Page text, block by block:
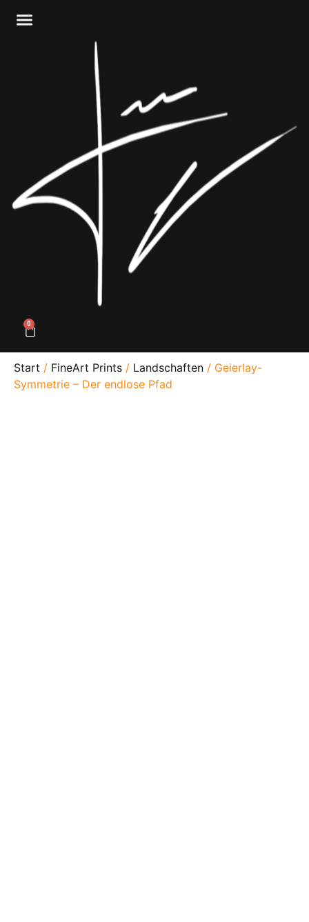
0
Start / FineArt Prints / Landschaften / Geierlay-
Symmetrie – Der endlose Pfad